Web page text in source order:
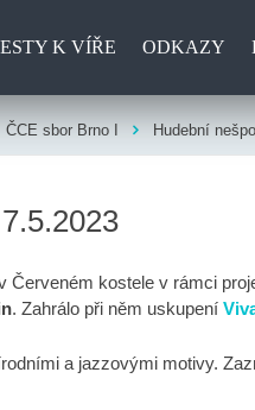
K VÍŘE ODKAZY
ČCE sbor Brno I Hudební
Červeném kostele v rámci
. Zahrálo při něm uskupení
a jazzovými motivy.